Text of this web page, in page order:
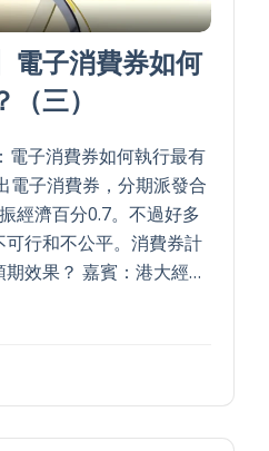
電子消費券如何
三）
電子消費券如何執行最有
電子消費券，分期派發合
經濟百分0.7。不過好多
行和不公平。消費券計
效果？ 嘉賓：港大經…